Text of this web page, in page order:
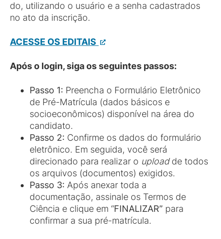
do, utilizando o usuário e a senha cadastrados
no ato da inscrição.
ACESSE OS EDITAIS
Após o login, siga os seguintes passos:
Passo 1: Preencha o Formulário Eletrônico
de Pré-Matrícula (dados básicos e
socioeconômicos) disponível na área do
candidato.
Passo 2: Confirme os dados do formulário
eletrônico. Em seguida, você será
direcionado para realizar o uploadde todos
os arquivos (documentos) exigidos.
Passo 3: Após anexar toda a
documentação, assinale os Termos de
Ciência e clique em “FINALIZAR” para
confirmar a sua pré-matrícula.